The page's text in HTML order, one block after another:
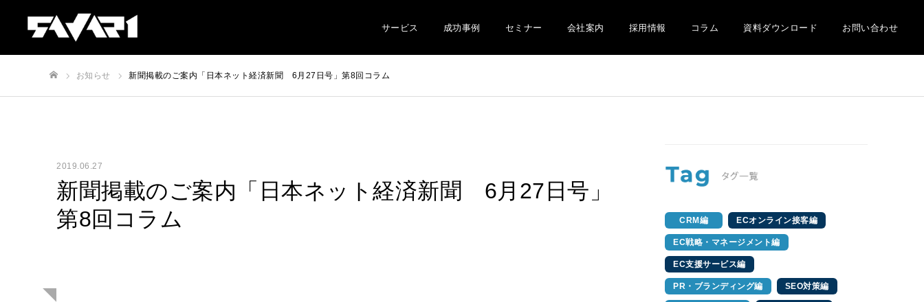
サービス 成功事例 セミナー 会社案内 採用情報 コラム 資料ダウンロード お問い合わせ
お知らせ 新聞掲載のご案内「日本ネット経済新聞 6月27日号」第8回コラム
2019.06.27
新聞掲載のご案内「日本ネット経済新聞 6月27日号」
第8回コラム
CRM編 ECオンライン接客編
EC戦略・マネージメント編
EC支援サービス編
PR・ブランディング編 SEO対策編